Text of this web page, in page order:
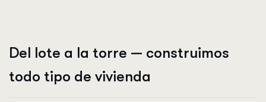
Del lote a la torre — construimos
todo tipo de vivienda